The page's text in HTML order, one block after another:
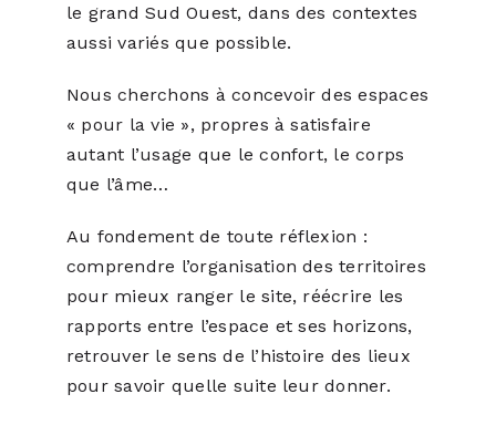
le grand Sud Ouest, dans des contextes
aussi variés que possible.
Nous cherchons à concevoir des espaces
« pour la vie », propres à satisfaire
autant l’usage que le confort, le corps
que l’âme…
Au fondement de toute réflexion :
comprendre l’organisation des territoires
pour mieux ranger le site, réécrire les
rapports entre l’espace et ses horizons,
retrouver le sens de l’histoire des lieux
pour savoir quelle suite leur donner.